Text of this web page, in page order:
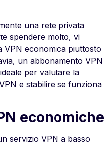
una rete privata
spendere molto, vi
VPN economica piuttosto
un abbonamento VPN
per valutare la
e stabilire se funziona
economiche
servizio VPN a basso